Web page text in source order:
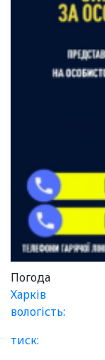
Погода
Харків
вологість:
тиск: